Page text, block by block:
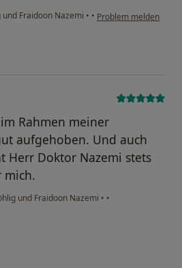
und Fraidoon Nazemi • • Problem melden
Rahmen meiner
aufgehoben. Und auch
Herr Doktor Nazemi stets
mich.
und Fraidoon Nazemi • •